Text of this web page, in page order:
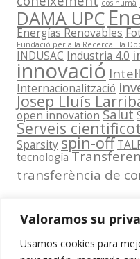
Valoramos su
Usamos cookies para
cos humà
DAMA UPC
Energías Renovables
Fundació per a la Recerca i la
INDUSAC Industria 4.0
innovació
Internacionalització
Josep Lluís
open innovation Salut
Serveis
Sparsityspin-off
tecnología
transferència de